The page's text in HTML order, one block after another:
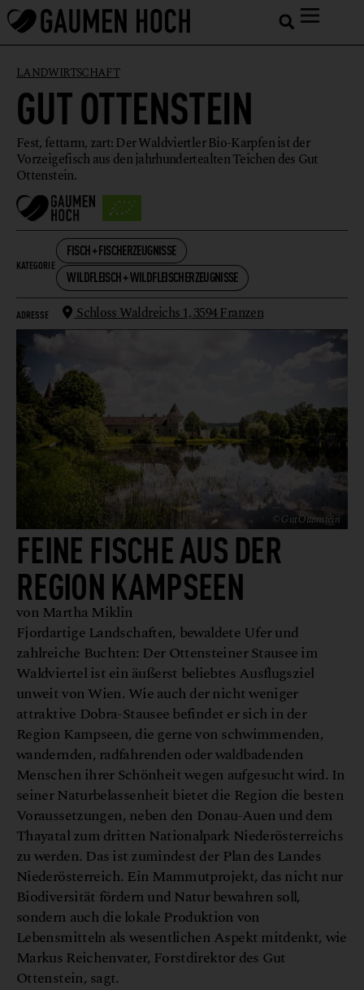
LANDWIRTSCHAFT
GUT OTTENSTEIN
Fest, fettarm, zart: Der Waldviertler Bio-Karpfen ist der
Vorzeigefisch aus den jahrhundertealten Teichen des Gut
Ottenstein.
KATEGORIE
FISCH + FISCHERZEUGNISSE
WILDFLEISCH + WILDFLEISCHERZEUGNISSE
ADRESSE Schloss Waldreichs 1,3594 Franzen
© Gut Ottenstein
FEINE FISCHE AUS DER
REGION KAMPSEEN
von Martha Miklin
Fjordartige Landschaften, bewaldete Ufer und
zahlreiche Buchten: Der Ottensteiner Stausee im
Waldviertel ist ein äußerst beliebtes Ausflugsziel
unweit von Wien. Wie auch der nicht weniger
attraktive Dobra-Stausee befindet er sich in der
Region Kampseen, die gerne von schwimmenden,
wandernden, radfahrenden oder waldbadenden
Menschen ihrer Schönheit wegen aufgesucht wird. In
seiner Naturbelassenheit bietet die Region die besten
Voraussetzungen, neben den Donau-Auen und dem
Thayatal zum dritten Nationalpark Niederösterreichs
zu werden. Das ist zumindest der Plan des Landes
Niederösterreich. Ein Mammutprojekt, das nicht nur
Biodiversität fördern und Natur bewahren soll,
sondern auch die lokale Produktion von
Lebensmitteln als wesentlichen Aspekt mitdenkt, wie
Markus Reichenvater, Forstdirektor des Gut
Ottenstein, sagt.